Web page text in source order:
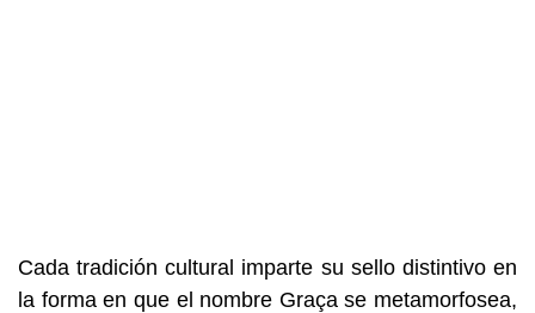
Cada tradición cultural imparte su sello distintivo en
la forma en que el nombre Graça se metamorfosea,